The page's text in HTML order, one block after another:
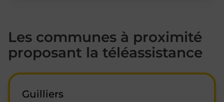
Les communes à proximité
proposant la téléassistance
Guilliers